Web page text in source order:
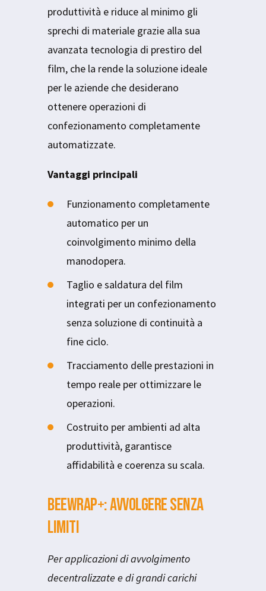
produttività e riduce al minimo gli
sprechi di materiale grazie alla sua
avanzata tecnologia di prestiro del
film, che la rende la soluzione ideale
per le aziende che desiderano
ottenere operazioni di
confezionamento completamente
automatizzate.
Vantaggi principali
Funzionamento completamente
automatico per un
coinvolgimento minimo della
manodopera.
Taglio e saldatura del film
integrati per un confezionamento
senza soluzione di continuità a
fine ciclo.
Tracciamento delle prestazioni in
tempo reale per ottimizzare le
operazioni.
Costruito per ambienti ad alta
produttività, garantisce
affidabilità e coerenza su scala.
BeeWrap+: Avvolgere senza
limiti
Per applicazioni di avvolgimento
decentralizzate e di grandi carichi